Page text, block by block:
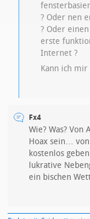
? Oder nen
? Oder
erste
Internet ?
Kann ich
Fx4
Wie? Was? Von
Hoax sein…
kostenlos
lukrative
ein bischen